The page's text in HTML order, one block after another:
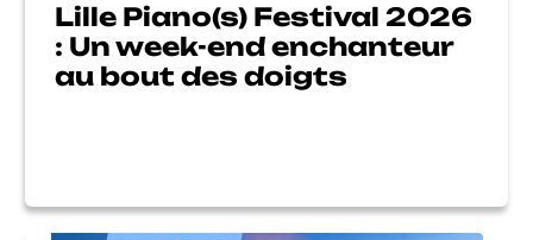
Lille Piano(s) Festival 2026
: Un week-end enchanteur
au bout des doigts